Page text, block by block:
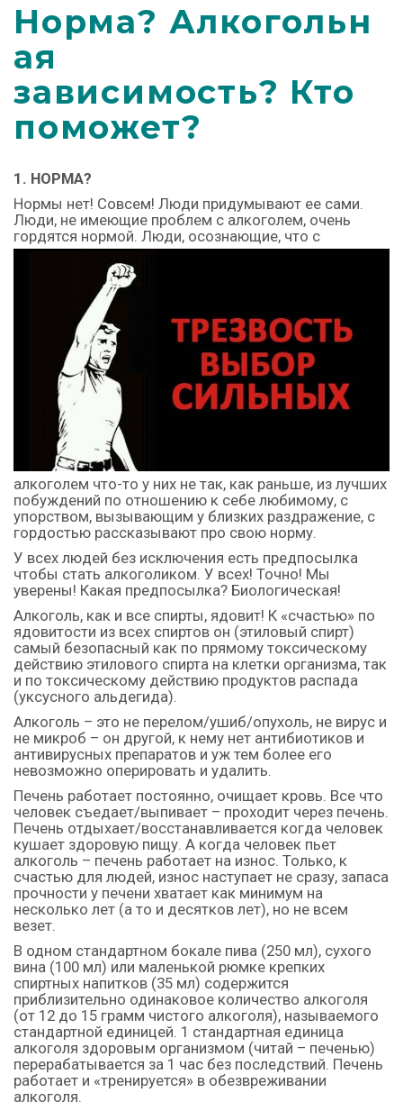
Норма? Алкогольн
ая
зависимость? Кто
поможет?
1. НОРМА?
Нормы нет! Совсем! Люди придумывают ее сами.
Люди, не имеющие проблем с алкоголем, очень
гордятся нормой. Люди, осознающие, что с
алкоголем что-то у них не так, как раньше, из лучших
побуждений по отношению к себе любимому, с
упорством, вызывающим у близких раздражение, с
гордостью рассказывают про свою норму.
У всех людей без исключения есть предпосылка
чтобы стать алкоголиком. У всех! Точно! Мы
уверены! Какая предпосылка? Биологическая!
Алкоголь, как и все спирты, ядовит! К «счастью» по
ядовитости из всех спиртов он (этиловый спирт)
самый безопасный как по прямому токсическому
действию этилового спирта на клетки организма, так
и по токсическому действию продуктов распада
(уксусного альдегида).
Алкоголь – это не перелом/ушиб/опухоль, не вирус и
не микроб – он другой, к нему нет антибиотиков и
антивирусных препаратов и уж тем более его
невозможно оперировать и удалить.
Печень работает постоянно, очищает кровь. Все что
человек съедает/выпивает – проходит через печень.
Печень отдыхает/восстанавливается когда человек
кушает здоровую пищу. А когда человек пьет
алкоголь – печень работает на износ. Только, к
счастью для людей, износ наступает не сразу, запаса
прочности у печени хватает как минимум на
несколько лет (а то и десятков лет), но не всем
везет.
В одном стандартном бокале пива (250 мл), сухого
вина (100 мл) или маленькой рюмке крепких
спиртных напитков (35 мл) содержится
приблизительно одинаковое количество алкоголя
(от 12 до 15 грамм чистого алкоголя), называемого
стандартной единицей. 1 стандартная единица
алкоголя здоровым организмом (читай – печенью)
перерабатывается за 1 час без последствий. Печень
работает и «тренируется» в обезвреживании
алкоголя.